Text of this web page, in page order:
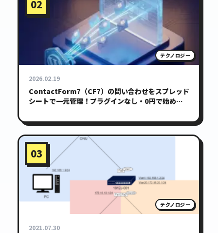
02
テクノロジー
2026.02.19
ContactForm7（CF7）の問い合わせをスプレッド
シートで一元管理！プラグインなし・0円で始める
03
テクノロジー
2021.07.30